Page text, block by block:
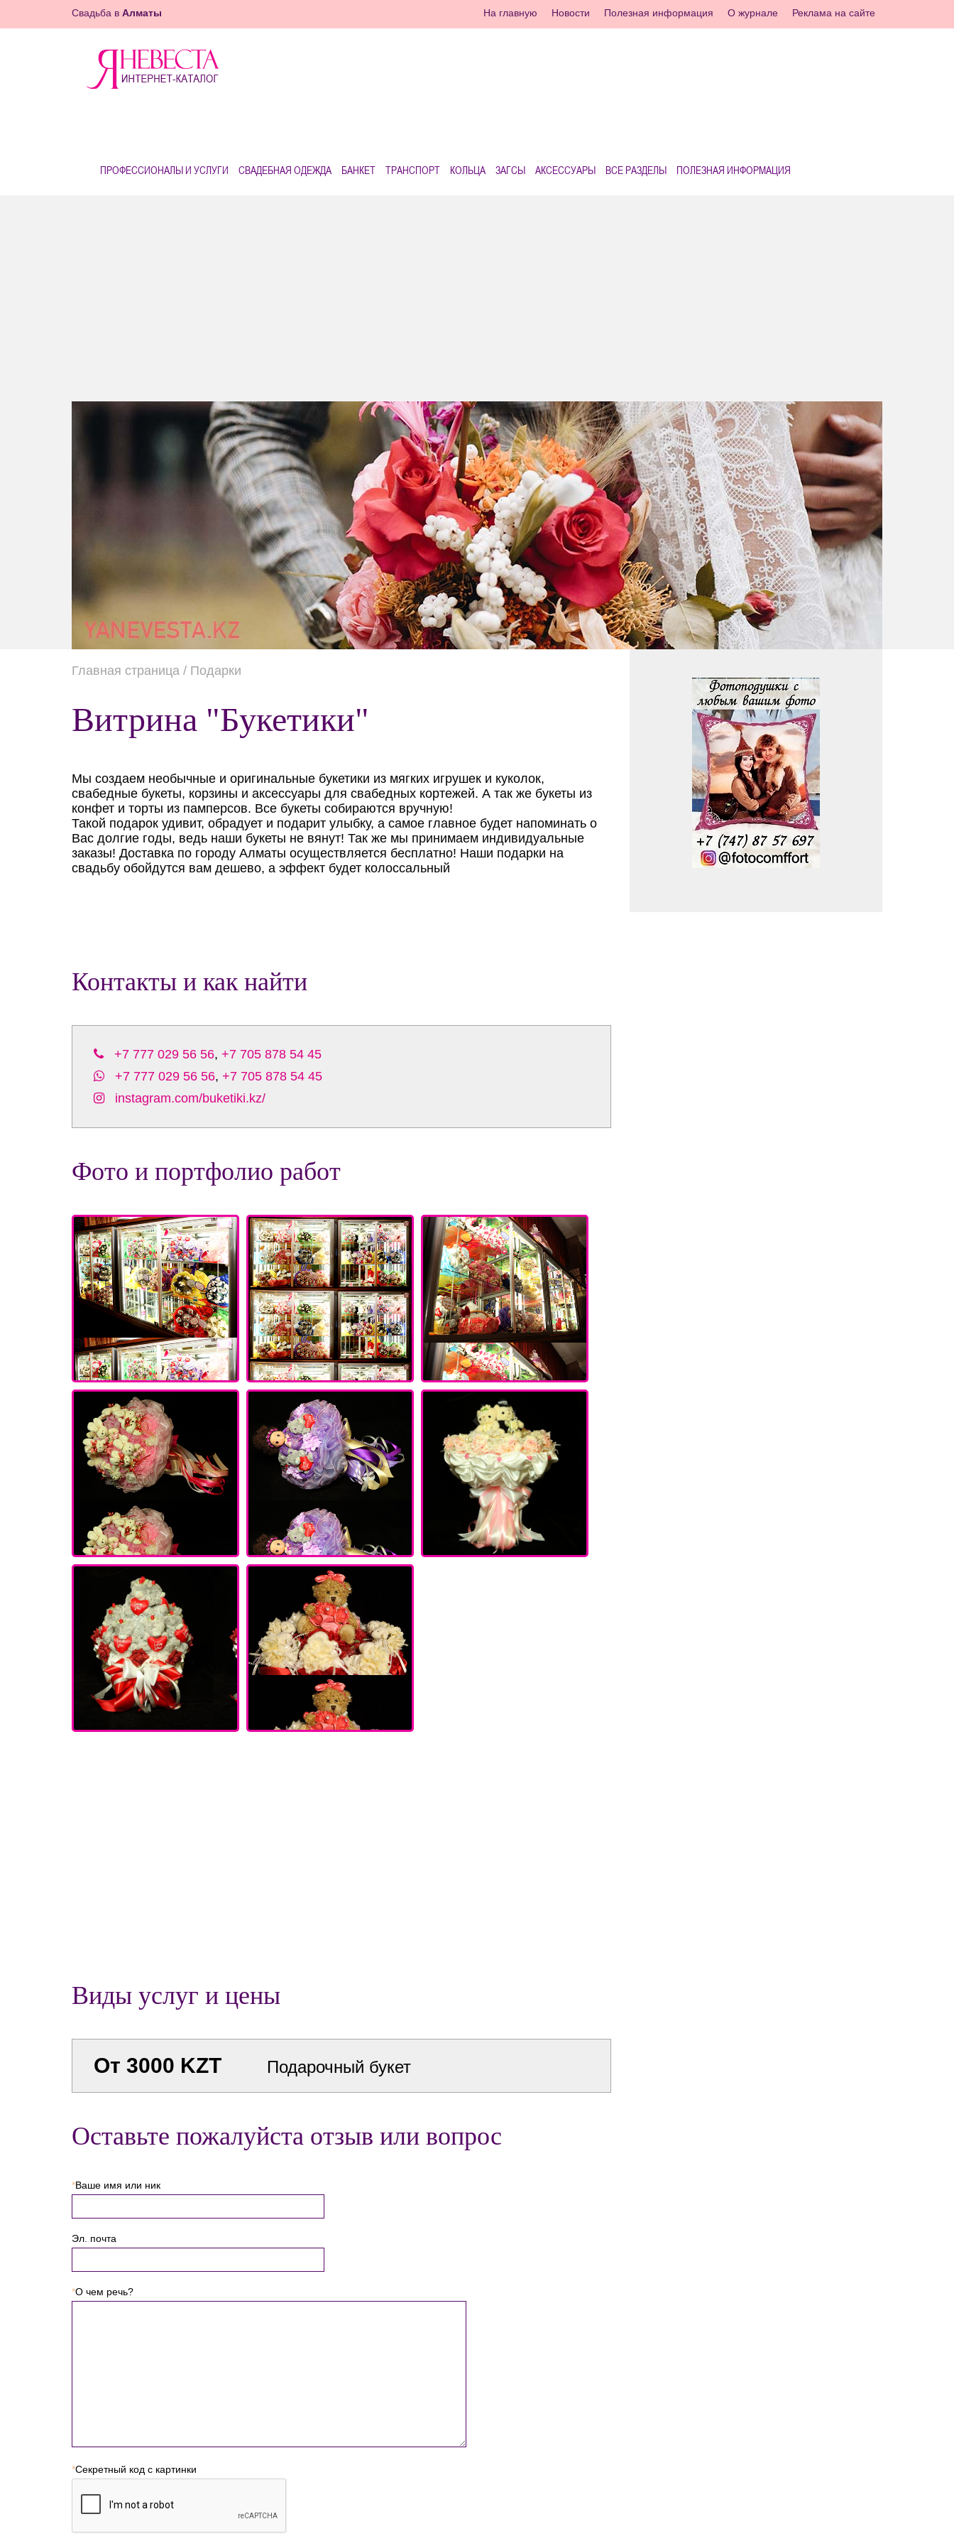
Свадьба в Алматы На главную Новости Полезная информация О журнале Реклама на сайте
ПРОФЕССИОНАЛЫ И УСЛУГИ СВАДЕБНАЯ ОДЕЖДА БАНКЕТ ТРАНСПОРТ КОЛЬЦА ЗАГСЫ АКСЕССУАРЫ ВСЕ РАЗДЕЛЫ ПОЛЕЗНАЯ ИНФОРМАЦИЯ
Главная страница / Подарки
Витрина "Букетики"
Мы создаем необычные и оригинальные букетики из мягких игрушек и куколок,
свабедные букеты, корзины и аксессуары для свабедных кортежей. А так же букеты из
конфет и торты из памперсов. Все букеты собираются вручную!
Такой подарок удивит, обрадует и подарит улыбку, а самое главное будет напоминать о
Вас долгие годы, ведь наши букеты не вянут! Так же мы принимаем индивидуальные
заказы! Доставка по городу Алматы осуществляется бесплатно! Наши подарки на
свадьбу обойдутся вам дешево, а эффект будет колоссальный
Контакты и как найти
+7 777 029 56 56, +7 705 878 54 45
+7 777 029 56 56, +7 705 878 54 45
instagram.com/buketiki.kz/
Фото и портфолио работ
Виды услуг и цены
От 3000 KZT Подарочный букет
Оставьте пожалуйста отзыв или вопрос
*Ваше имя или ник
Эл. почта
*О чем речь?
*Секретный код с картинки